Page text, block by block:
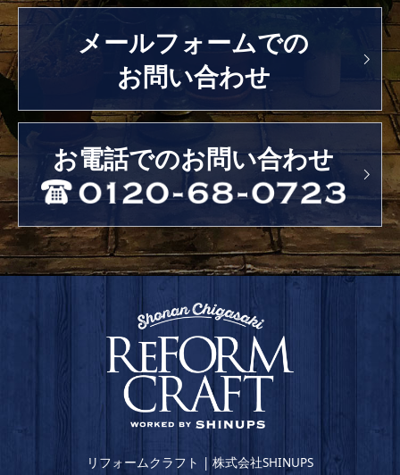
メールフォームでの
お問い合わせ
お電話でのお問い合わせ
リフォームクラフト | 株式会社SHINUPS